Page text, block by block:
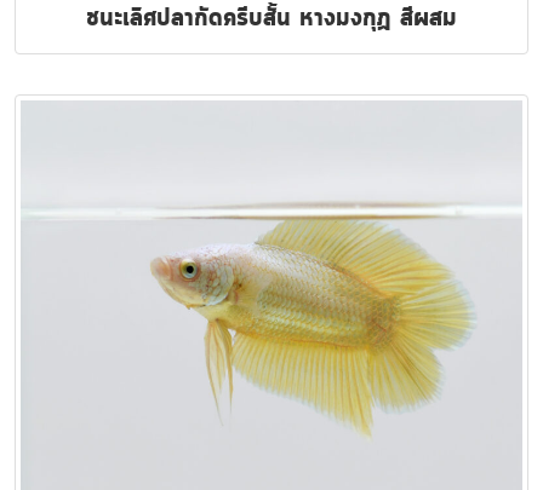
ชนะเลิศปลากัดครีบสั้น หางมงกุฏ สีผสม